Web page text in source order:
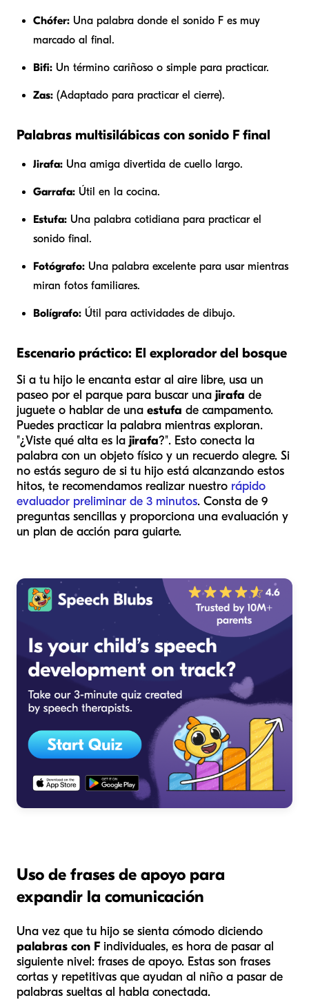
Chófer: Una palabra donde el sonido F es muy
marcado al final.
Bifi: Un término cariñoso o simple para practicar.
Zas: (Adaptado para practicar el cierre).
Palabras multisilábicas con sonido F final
Jirafa: Una amiga divertida de cuello largo.
Garrafa: Útil en la cocina.
Estufa: Una palabra cotidiana para practicar el
sonido final.
Fotógrafo: Una palabra excelente para usar mientras
miran fotos familiares.
Bolígrafo: Útil para actividades de dibujo.
Escenario práctico: El explorador del bosque
Si a tu hijo le encanta estar al aire libre, usa un
paseo por el parque para buscar una jirafa de
juguete o hablar de una estufa de campamento.
Puedes practicar la palabra mientras exploran.
"¿Viste qué alta es la jirafa?". Esto conecta la
palabra con un objeto físico y un recuerdo alegre. Si
no estás seguro de si tu hijo está alcanzando estos
hitos, te recomendamos realizar nuestro rápido
evaluador preliminar de 3 minutos. Consta de 9
preguntas sencillas y proporciona una evaluación y
un plan de acción para guiarte.
Uso de frases de apoyo para
expandir la comunicación
Una vez que tu hijo se sienta cómodo diciendo
palabras con Findividuales, es hora de pasar al
siguiente nivel: frases de apoyo. Estas son frases
cortas y repetitivas que ayudan al niño a pasar de
palabras sueltas al habla conectada.